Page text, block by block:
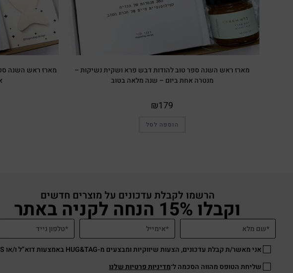
מארז ראש השנה ספר טוב להודות דבש פרא ושקית נשיקות –
מנטרה אחת ביום – שנה מלאה בטוב
₪179
הוספה לסל
מארז ראש השנה
הרשמו לקבלת עדכונים על מוצרים חדשים
וקבלו 15% הנחה לקניה באתר
אני מאשר/ת קבלת עדכונים, הצעות שיווקיות ומבצעים מ-HUG&TAG באמצעות דוא”ל ו/או SMS.
שליחת הטופס מהווה הסכמה ל־מדיניות פרטיות שלנו